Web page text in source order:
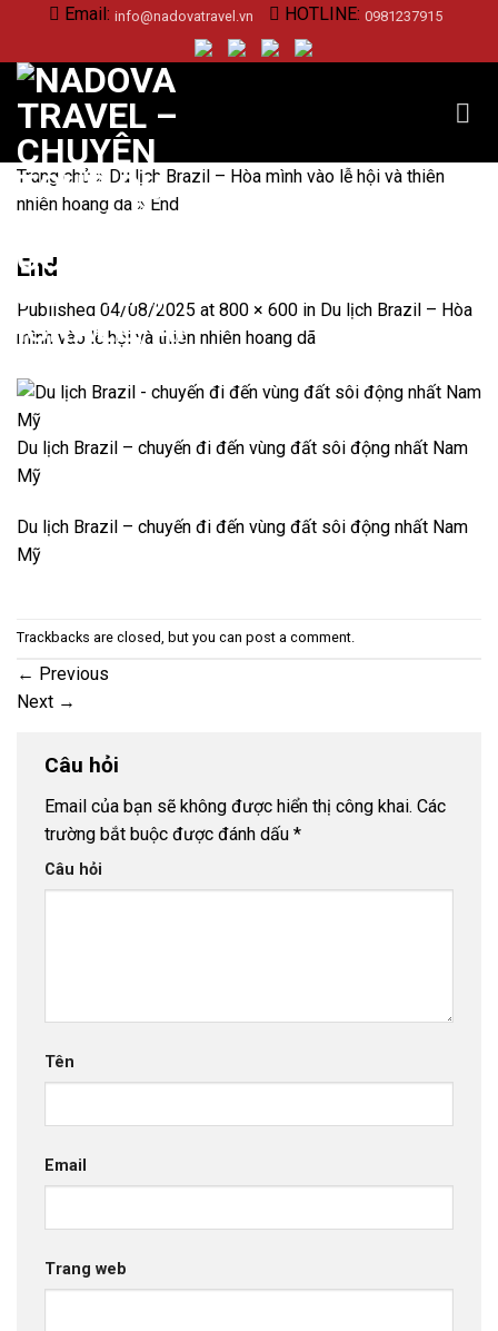
content
Email: info@nadovatravel.vn HOTLINE: 0981237915
Trang chủ » Du lịch Brazil – Hòa mình vào lễ hội và thiên
nhiên hoang dã » End
End
Published 04/08/2025 at 800 × 600 in Du lịch Brazil – Hòa
mình vào lễ hội và thiên nhiên hoang dã
Du lịch Brazil – chuyến đi đến vùng đất sôi động nhất Nam
Mỹ
Du lịch Brazil – chuyến đi đến vùng đất sôi động nhất Nam
Mỹ
Trackbacks are closed, but you can post a comment.
← Previous
Next →
Câu hỏi
Email của bạn sẽ không được hiển thị công khai. Các
trường bắt buộc được đánh dấu *
Câu hỏi
Tên
Email
Trang web